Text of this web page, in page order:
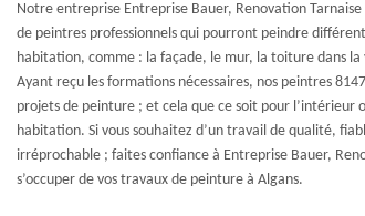
Notre entreprise Entreprise Bauer, Renovation Tarnaise
de peintres professionnels qui pourront peindre
habitation, comme : la façade, le mur, la toiture dans la
Ayant reçu les formations nécessaires, nos peintres
projets de peinture ; et cela que ce soit pour l’intérieur
habitation. Si vous souhaitez d’un travail de qualité,
irréprochable ; faites confiance à Entreprise Bauer,
s’occuper de vos travaux de peinture à Algans.